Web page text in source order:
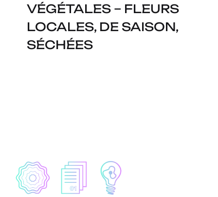
VÉGÉTALES – FLEURS
LOCALES, DE SAISON,
SÉCHÉES